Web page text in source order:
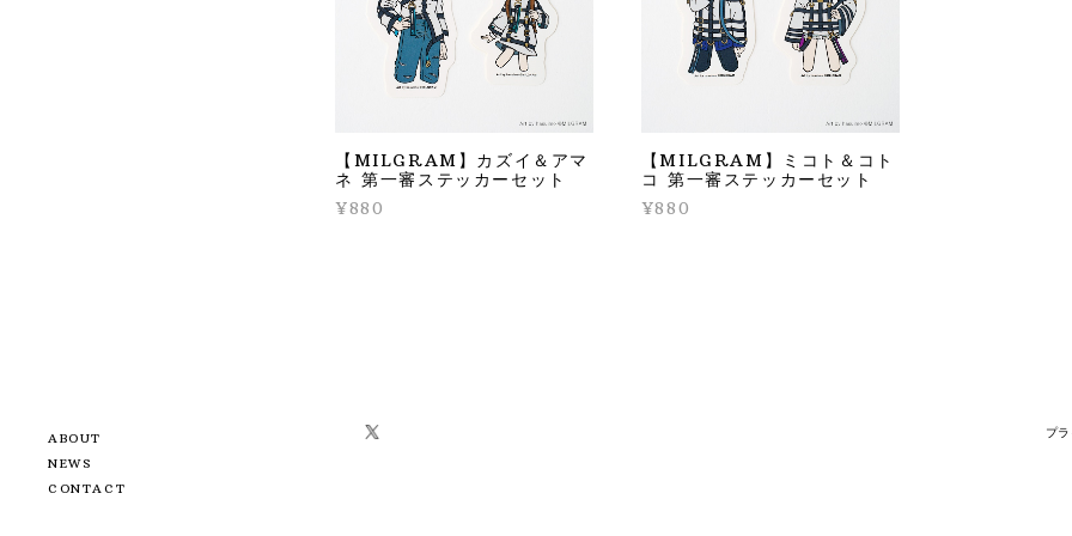
ABOUT
NEWS
CONTACT
【MILGRAM】カズイ＆アマ
ネ 第一審ステッカーセット
¥880
【MILGRAM】ミコト＆コト
コ 第一審ステッカーセット
¥880
プ